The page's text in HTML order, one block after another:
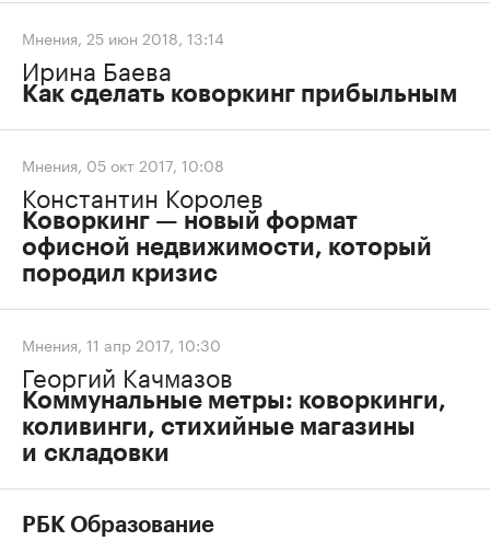
Мнения, 25 июн 2018, 13:14
Ирина Баева
Как сделать коворкинг прибыльным
Мнения, 05 окт 2017, 10:08
Константин Королев
Коворкинг — новый формат
офисной недвижимости, который
породил кризис
Мнения, 11 апр 2017, 10:30
Георгий Качмазов
Коммунальные метры: коворкинги,
коливинги, стихийные магазины
и складовки
РБК Образование